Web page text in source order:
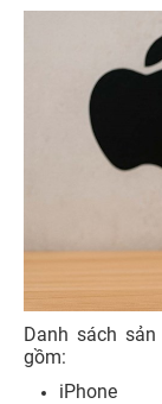
Danh sách
gồm:
iPhone